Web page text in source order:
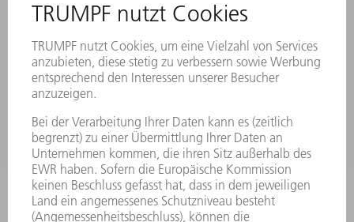
VERANSTALTUNGEN UND TERMINE
NEWSLETTER-ANMELDUNG
MYTRUMPF
SICHERHEITSDATENBLÄTTER
PRODUKTE
MASCHINEN & SYSTEME
LEISTUNGSELEKTRONIK
ELEKTROWERKZEUGE
SMART FACTORY
SOFTWARE
SERVICES
ANWENDUNGEN
BRANCHEN